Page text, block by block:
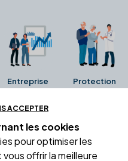
Entreprise Protection
de la fiche Google
n'ont ni été collectés ni
Alexia.fr.
ACCEPTER
les cookies
pour optimiser les
offrir la meilleure